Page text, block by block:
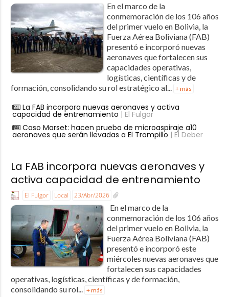
En el marco de la
conmemoración de los 106 años
del primer vuelo en Bolivia, la
Fuerza Aérea Boliviana (FAB)
presentó e incorporó nuevas
aeronaves que fortalecen sus
capacidades operativas,
logísticas, científicas y de
formación, consolidando su rol estratégico al...
+ más
La FAB incorpora nuevas aeronaves y activa
capacidad de entrenamiento | El Fulgor
Caso Marset: hacen prueba de microaspiraje a10
aeronaves que serán llevadas a El Trompillo | El Deber
La FAB incorpora nuevas aeronaves y
activa capacidad de entrenamiento
El Fulgor Local 23/Abr/2026
En el marco de la
conmemoración de los 106 años
del primer vuelo en Bolivia, la
Fuerza Aérea Boliviana (FAB)
presentó e incorporó este
miércoles nuevas aeronaves que
fortalecen sus capacidades
operativas, logísticas, científicas y de formación,
consolidando su rol...
+ más